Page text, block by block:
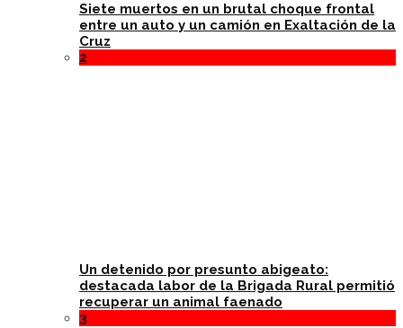
Siete muertos en un brutal choque frontal
entre un auto y un camión en Exaltación de la
Cruz
2
Un detenido por presunto abigeato:
destacada labor de la Brigada Rural permitió
recuperar un animal faenado
3